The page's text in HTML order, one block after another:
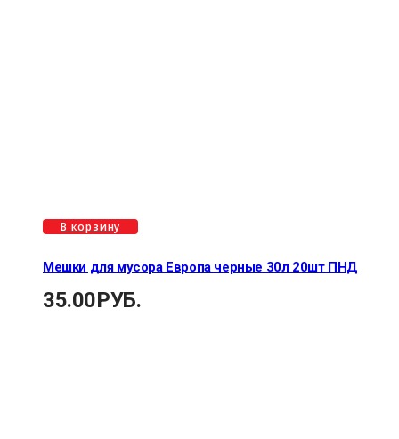
В корзину
Мешки для мусора Европа черные 30л 20шт ПНД
35.00РУБ.